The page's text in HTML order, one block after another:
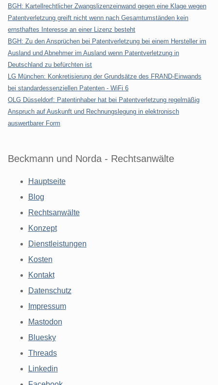
BGH: Kartellrechtlicher Zwangslizenzeinwand gegen eine Klage wegen
Patentverletzung greift nicht wenn nach Gesamtumständen kein
ernsthaftes Interesse an einer Lizenz besteht
BGH: Zu den Ansprüchen bei Patentverletzung bei einem Hersteller im
Ausland und Abnehmer im Ausland wenn Patentverletzung in
Deutschland zu befürchten ist
LG München: Konkretisierung der Grundsätze des FRAND-Einwands
bei standardessenziellen Patenten - WiFi 6
OLG Düsseldorf: Patentinhaber hat bei Patentverletzung regelmäßig
Anspruch auf Auskunft und Rechnungslegung in elektronisch
auswertbarer Form
Beckmann und Norda - Rechtsanwälte
Hauptseite
Blog
Rechtsanwälte
Konzept
Dienstleistungen
Kosten
Kontakt
Datenschutz
Impressum
Mastodon
Bluesky
Threads
Linkedin